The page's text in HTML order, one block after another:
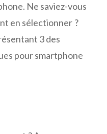
Ne saviez-vous
en sélectionner ?
3 des
pour smartphone